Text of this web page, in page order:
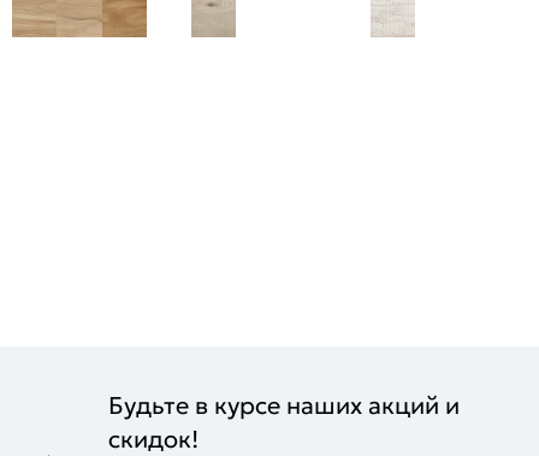
Будьте в курсе наших акций и
скидок!